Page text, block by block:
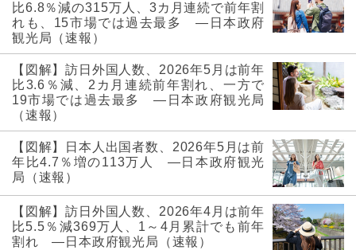
比6.8％減の315万人、3カ月連続で前年割
れも、15市場では過去最多 ―日本政府
観光局（速報）
【図解】訪日外国人数、2026年5月は前年
比3.6％減、2カ月連続前年割れ、一方で
19市場では過去最多 ―日本政府観光局
（速報）
【図解】日本人出国者数、2026年5月は前
年比4.7％増の113万人 ―日本政府観光
局（速報）
【図解】訪日外国人数、2026年4月は前年
比5.5％減369万人、1～4月累計でも前年
割れ ―日本政府観光局（速報）